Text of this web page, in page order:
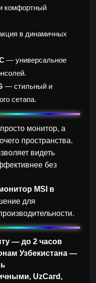
комфортный
в динамичных
— универсальное
— стильный и
сетапа.
монитор, а
пространства.
видеть
без
MSI в
для
— до 2 часов
Узбекистана —
UzCard,